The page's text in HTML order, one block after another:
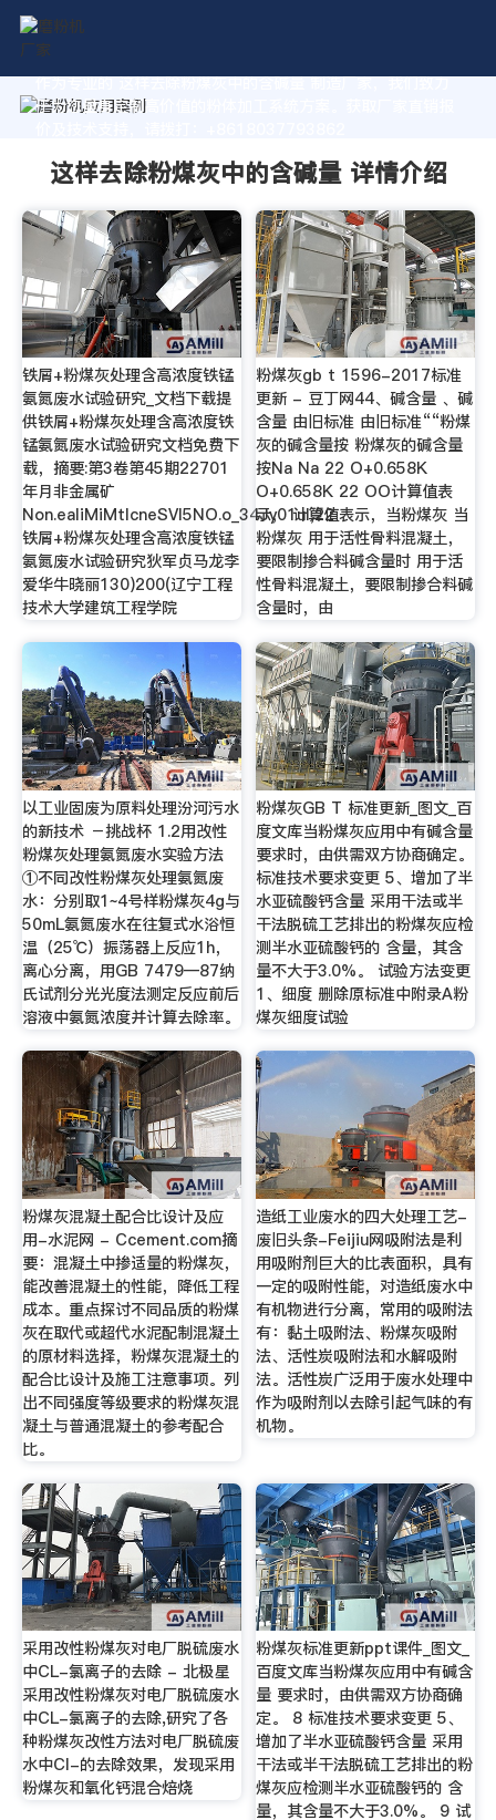
作为专业的 这样去除粉煤灰中的含碱量 制造厂家，我们致力
于为您量身定制高价值的粉体加工系统方案。获取厂家直销报
这样去除粉煤灰中的含碱量 详情介绍
铁屑+粉煤灰处理含高浓度铁锰
氨氮废水试验研究_文档下载提
供铁屑+粉煤灰处理含高浓度铁
锰氨氮废水试验研究文档免费下
载，摘要:第3卷第45期22701
年月非金属矿
Non.ealiMiMtlcneSVl5NO.o_34Jy01ul,22
铁屑+粉煤灰处理含高浓度铁锰
氨氮废水试验研究狄军贞马龙李
爱华牛晓丽130)200(辽宁工程
技术大学建筑工程学院
粉煤灰gb t 1596-2017标准
更新 - 豆丁网44、碱含量 、碱
含量 由旧标准 由旧标准““粉煤
灰的碱含量按 粉煤灰的碱含量
按Na Na 22 O+0.658K
O+0.658K 22 OO计算值表
示， 计算值表示，当粉煤灰 当
粉煤灰 用于活性骨料混凝土，
要限制掺合料碱含量时 用于活
性骨料混凝土，要限制掺合料碱
含量时，由
以工业固废为原料处理汾河污水
的新技术 －挑战杯 1.2用改性
粉煤灰处理氨氮废水实验方法
①不同改性粉煤灰处理氨氮废
水：分别取1~4号样粉煤灰4g与
50mL氨氮废水在往复式水浴恒
温（25℃）振荡器上反应1h，
离心分离，用GB 7479—87纳
氏试剂分光光度法测定反应前后
溶液中氨氮浓度并计算去除率。
粉煤灰GB T 标准更新_图文_百
度文库当粉煤灰应用中有碱含量
要求时，由供需双方协商确定。
标准技术要求变更 5、增加了半
水亚硫酸钙含量 采用干法或半
干法脱硫工艺排出的粉煤灰应检
测半水亚硫酸钙的 含量，其含
量不大于3.0%。 试验方法变更
1、细度 删除原标准中附录A粉
煤灰细度试验
粉煤灰混凝土配合比设计及应
用-水泥网 - Ccement.com摘
要：混凝土中掺适量的粉煤灰，
能改善混凝土的性能，降低工程
成本。重点探讨不同品质的粉煤
灰在取代或超代水泥配制混凝土
的原材料选择，粉煤灰混凝土的
配合比设计及施工注意事项。列
出不同强度等级要求的粉煤灰混
凝土与普通混凝土的参考配合
比。
造纸工业废水的四大处理工艺-
废旧头条-Feijiu网吸附法是利
用吸附剂巨大的比表面积，具有
一定的吸附性能，对造纸废水中
有机物进行分离，常用的吸附法
有：黏土吸附法、粉煤灰吸附
法、活性炭吸附法和水解吸附
法。活性炭广泛用于废水处理中
作为吸附剂以去除引起气味的有
机物。
采用改性粉煤灰对电厂脱硫废水
中CL-氯离子的去除 - 北极星
采用改性粉煤灰对电厂脱硫废水
中CL-氯离子的去除,研究了各
种粉煤灰改性方法对电厂脱硫废
水中Cl-的去除效果，发现采用
粉煤灰和氧化钙混合焙烧
粉煤灰标准更新ppt课件_图文_
百度文库当粉煤灰应用中有碱含
量 要求时，由供需双方协商确
定。 8 标准技术要求变更 5、
增加了半水亚硫酸钙含量 采用
干法或半干法脱硫工艺排出的粉
煤灰应检测半水亚硫酸钙的 含
量，其含量不大于3.0%。 9 试